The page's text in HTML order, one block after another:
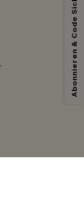
Abonnieren & Code Sichern